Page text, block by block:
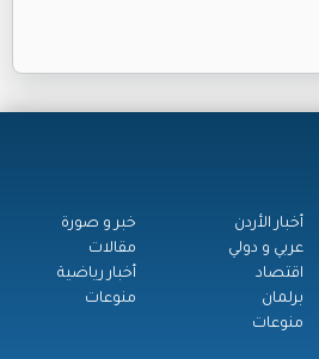
أخبار الأردن
عربي و دولي
اقتصاد
برلمان
منوعات
خبر و صورة
مقالات
أخبار رياضية
منوعات